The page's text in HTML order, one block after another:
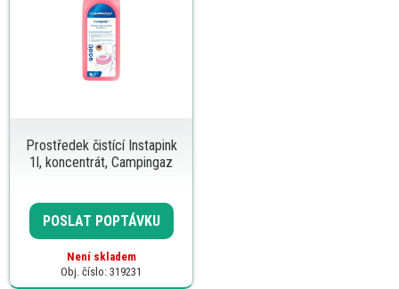
Prostředek čistící Instapink
1l, koncentrát, Campingaz
POSLAT POPTÁVKU
Není skladem
Obj. číslo: 319231